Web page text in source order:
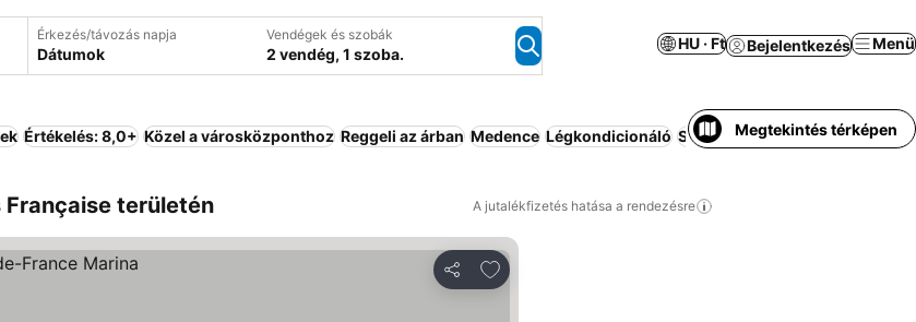
Érkezés/távozás napja
Dátumok
Vendégek és szobák
2 vendég, 1 szoba.
HU · Ft Bejelentkezés Menü
Értékelés: 8,0+ Közel a városközponthoz Reggeli az árban Medence Légkondicionáló Strand Apartmanhotel Wifi
Megtekintés térképen
Française területén A jutalékfizetés hatása a rendezésre
Megosztás
Hozzáadás a kedvencekhez